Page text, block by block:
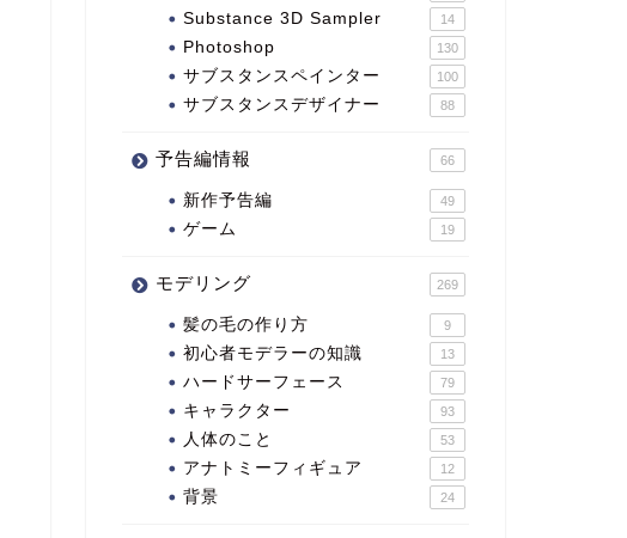
Substance 3D Sampler 14
Photoshop 130
サブスタンスペインター 100
サブスタンスデザイナー 88
予告編情報 66
新作予告編 49
ゲーム 19
モデリング 269
髪の毛の作り方 9
初心者モデラーの知識 13
ハードサーフェース 79
キャラクター 93
人体のこと 53
アナトミーフィギュア 12
背景 24